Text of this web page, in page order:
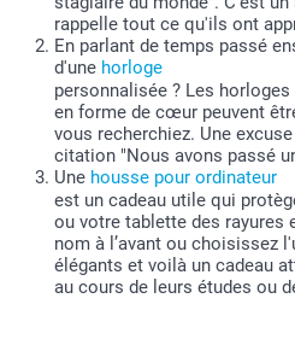
rappelle tout ce qu'ils ont
En parlant de temps passé
d'une horloge
personnalisée ? Les
en forme de cœur peuvent
vous recherchiez. Une
citation "Nous avons passé
Une housse pour ordinateur
est un cadeau utile qui
ou votre tablette des rayures
nom à l’avant ou choisissez
élégants et voilà un cadeau
au cours de leurs études ou